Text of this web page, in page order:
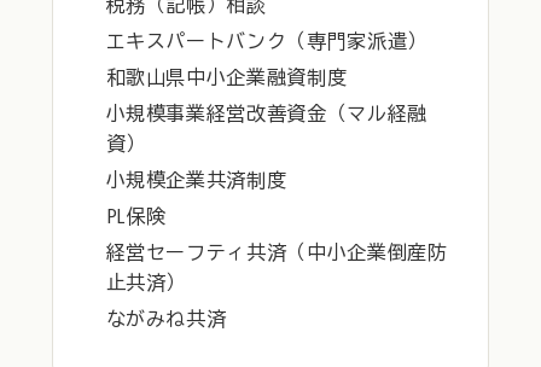
税務（記帳）相談
エキスパートバンク（専門家派遣）
和歌山県中小企業融資制度
小規模事業経営改善資金（マル経融
資）
小規模企業共済制度
PL保険
経営セーフティ共済（中小企業倒産防
止共済）
ながみね共済